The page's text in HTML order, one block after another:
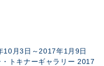
10 月3 日～ 2017年1 月 9日
・トキナーギャラリー 2017